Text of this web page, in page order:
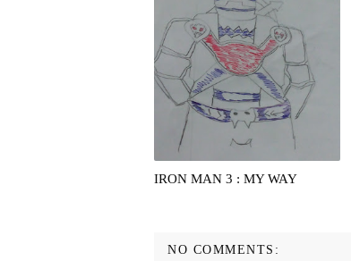
IRON MAN 3 : MY WAY
NO COMMENTS: